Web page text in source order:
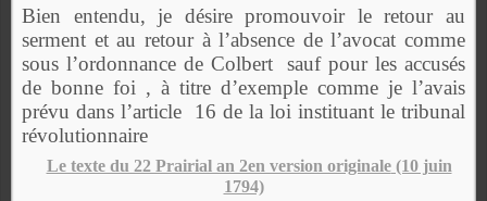
Bien entendu, je désire promouvoir le retour au
serment et au retour à l’absence de l’avocat comme
sous l’ordonnance de Colbert
sauf pour les accusés
de bonne foi , à titre d’exemple comme je l’avais
prévu dans l’article
16 de la loi instituant le tribunal
révolutionnaire
Le texte du 22 Prairial an 2en version originale(10 juin
1794)